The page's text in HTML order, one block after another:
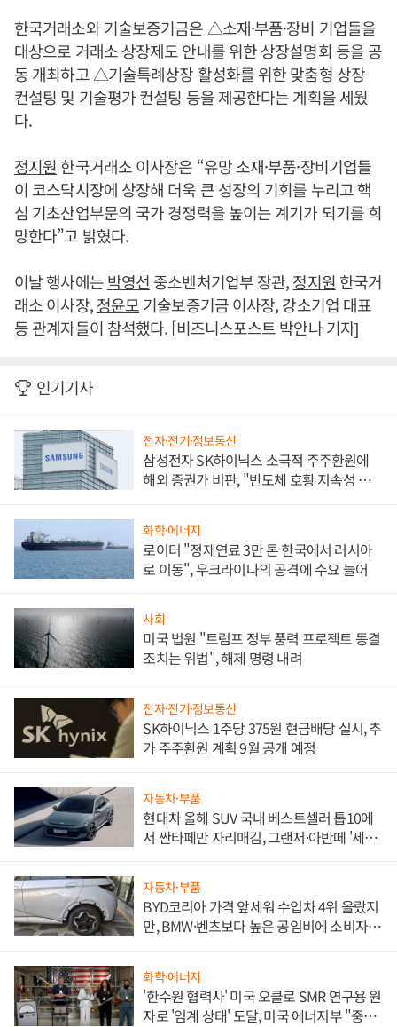
한국거래소와 기술보증기금은 △소재·부품·장비 기업들을
대상으로 거래소 상장제도 안내를 위한 상장설명회 등을 공
동 개최하고 △기술특례상장 활성화를 위한 맞춤형 상장
컨설팅 및 기술평가 컨설팅 등을 제공한다는 계획을 세웠
다.
정지원 한국거래소 이사장은 “유망 소재·부품·장비기업들
이 코스닥시장에 상장해 더욱 큰 성장의 기회를 누리고 핵
심 기초산업부문의 국가 경쟁력을 높이는 계기가 되기를 희
망한다”고 밝혔다.
이날 행사에는박영선 중소벤처기업부 장관,정지원 한국거
래소 이사장,정윤모기술보증기금 이사장, 강소기업 대표
등 관계자들이 참석했다. [비즈니스포스트 박안나 기자]
인기기사
전자·전기·정보통신
삼성전자 SK하이닉스 소극적 주주환원에
해외 증권가 비판, "반도체 호황 지속성 의
화학·에너지
로이터 "정제연료 3만 톤 한국에서 러시아
로 이동", 우크라이나의 공격에 수요 늘어
사회
미국 법원 "트럼프 정부 풍력 프로젝트 동결
조치는 위법", 해제 명령 내려
전자·전기·정보통신
SK하이닉스 1주당 375원 현금배당 실시, 추
가 주주환원 계획 9월 공개 예정
자동차·부품
현대차 올해 SUV 국내 베스트셀러 톱10에
서 싼타페만 자리매김, 그랜저·아반떼 '세단
자동차·부품
BYD코리아 가격 앞세워 수입차 4위 올랐지
만, BMW·벤츠보다 높은 공임비에 소비자
화학·에너지
'한수원 협력사' 미국 오클로 SMR 연구용 원
자로 '임계 상태' 도달, 미국 에너지부 "중요